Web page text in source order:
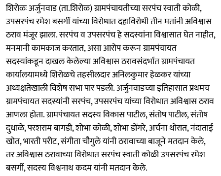
शिरोळः अर्जुनवाड (ता.शिरोळ) ग्रामपंचायतीच्या सरपंच स्वाती कोळी,
उपसरपंच रमेश बसर्गी यांच्या विरोधात दहाविरोधी तीन मतांनी अविश्वास
ठराव मंजूर झाला. सरपंच व उपसरपंच हे सदस्यांना विश्वासात घेत नाहीत,
मनमानी कामकाज करतात, असा आरोप करून ग्रामपंचायत
सदस्यांकडून दाखल केलेल्या अविश्वास ठरावसंदर्भात ग्रामपंचायत
कार्यालयामध्ये शिरोळचे तहसीलदार अनिलकुमार हेळकर यांच्या
अध्यक्षतेखाली विशेष सभा पार पडली. अर्जुनवाडच्या इतिहासात प्रथमच
ग्रामपंचायत सदस्यांनी सरपंच, उपसरपंच यांच्या विरोधात अविश्वास ठराव
आणला होता. ग्रामपंचायत सदस्य विकास पाटील, संतोष पाटील, संतोष
दुधाळे, परशराम बागडी, शोभा कोळी, शोभा डोंगरे, अर्चना थोरात, नंदाताई
खोत, भारती परीट, संगीता चौगुले यांनी ठरावाच्या बाजूने मतदान केले,
तर अविश्वास ठरावाच्या विरोधात सरपंच स्वाती कोळी उपसरपंच रमेश
बसर्गी, सदस्य विश्वनाथ कदम यांनी मतदान केले.